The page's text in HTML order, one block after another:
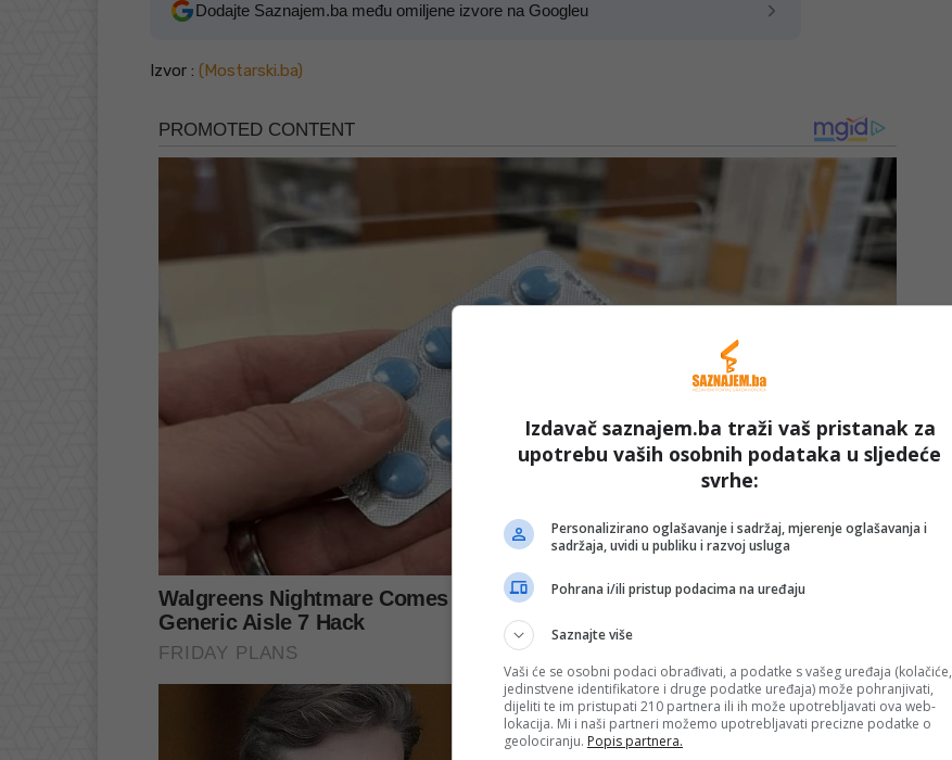
Dodajte Saznajem.ba među omiljene izvore na Googleu
Izvor : (Mostarski.ba)
Izdavač saznajem.ba traži vaš pristanak za
upotrebu vaših osobnih podataka u sljedeće
svrhe:
Personalizirano oglašavanje i sadržaj, mjerenje oglašavanja i
sadržaja, uvidi u publiku i razvoj usluga
Pohrana i/ili pristup podacima na uređaju
Saznajte više
Vaši će se osobni podaci obrađivati, a podatke s vašeg uređaja (kolačiće,
jedinstvene identifikatore i druge podatke uređaja) može pohranjivati,
dijeliti te im pristupati 210 partnera ili ih može upotrebljavati ova web-
lokacija. Mi i naši partneri možemo upotrebljavati precizne podatke o
geolociranju. Popis partnera.